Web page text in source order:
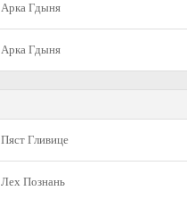
Арка Гдыня
Арка Гдыня
Пяст Гливице
Лех Познань